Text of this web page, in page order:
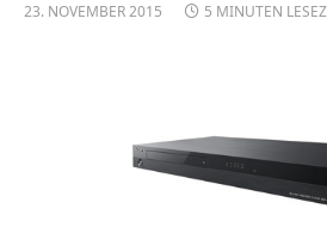
23. NOVEMBER 2015 5 MINUTEN